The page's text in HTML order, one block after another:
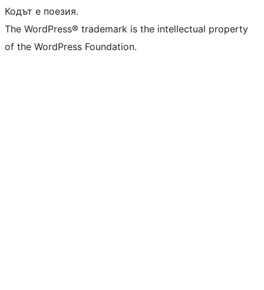
Кодът е поезия.
The WordPress® trademark is the intellectual property
of the WordPress Foundation.